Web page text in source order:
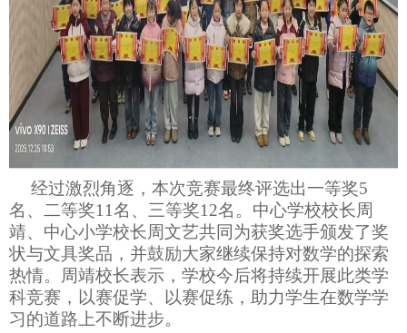
经过激烈角逐，本次竞赛最终评选出一等奖5
名、二等奖11名、三等奖12名。 中心学校校长周
靖、中心小学校长周文艺共同为获奖选手颁发了奖
状与文具奖品，并鼓励大家继续保持对数学的探索
热情。周靖校长表示，学校今后将持续开展此类学
科竞赛，以赛促学、以赛促练，助力学生在数学学
习的道路上不断进步。